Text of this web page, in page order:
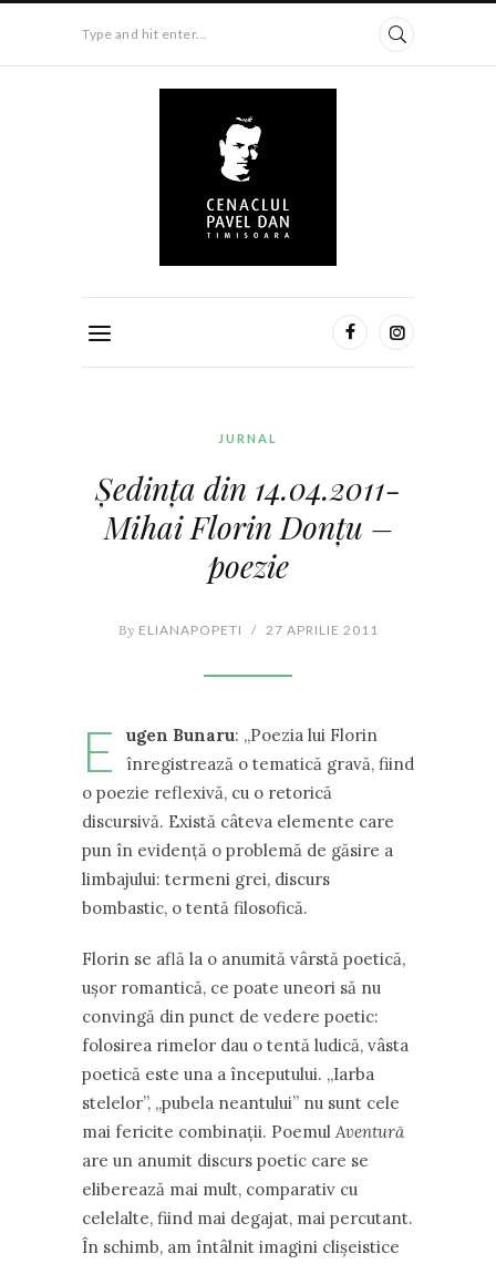
Type and hit enter...
JURNAL
Şedinţa din 14.04.2011-
Mihai Florin Donţu –
poezie
By ELIANAPOPETI / 27 APRILIE 2011
E ugen Bunaru: ,,Poezia lui Florin
înregistrează o tematică gravă, fiind
o poezie reflexivă, cu o retorică
discursivă. Există câteva elemente care
pun în evidenţă o problemă de găsire a
limbajului: termeni grei, discurs
bombastic, o tentă filosofică.
Florin se află la o anumită vârstă poetică,
uşor romantică, ce poate uneori să nu
convingă din punct de vedere poetic:
folosirea rimelor dau o tentă ludică, vâsta
poetică este una a începutului. ,,Iarba
stelelor’’, ,,pubela neantului’’ nu sunt cele
mai fericite combinaţii. Poemul Aventură
are un anumit discurs poetic care se
eliberează mai mult, comparativ cu
celelalte, fiind mai degajat, mai percutant.
În schimb, am întâlnit imagini clişeistice